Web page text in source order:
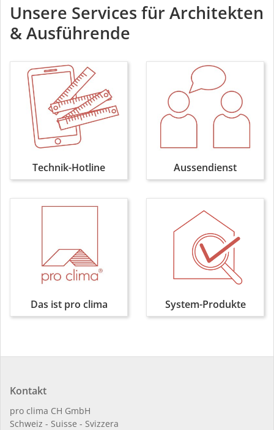
Unsere Services für Architekten
& Ausführende
Technik-Hotline Aussendienst
Das ist pro clima System-Produkte
Kontakt
pro clima CH GmbH
Schweiz - Suisse - Svizzera